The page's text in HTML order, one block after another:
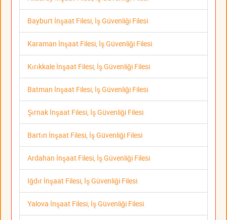
Bayburt İnşaat Filesi, İş Güvenliği Filesi
Karaman İnşaat Filesi, İş Güvenliği Filesi
Kırıkkale İnşaat Filesi, İş Güvenliği Filesi
Batman İnşaat Filesi, İş Güvenliği Filesi
Şırnak İnşaat Filesi, İş Güvenliği Filesi
Bartın İnşaat Filesi, İş Güvenliği Filesi
Ardahan İnşaat Filesi, İş Güvenliği Filesi
Iğdır İnşaat Filesi, İş Güvenliği Filesi
Yalova İnşaat Filesi, İş Güvenliği Filesi